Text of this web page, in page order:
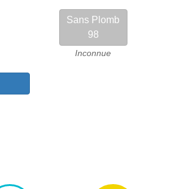
Sans Plomb
98
Inconnue